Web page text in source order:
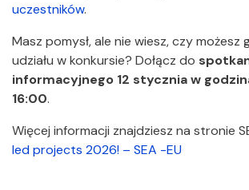
uczestników.
Masz pomysł, ale nie wiesz, czy możesz
udziału w konkursie? Dołącz do
informacyjnego 12 stycznia w
16:00.
Więcej informacji znajdziesz na stronie
led projects 2026! – SEA -EU